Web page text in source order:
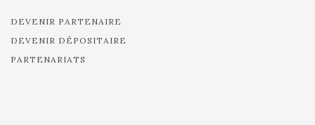
DEVENIR PARTENAIRE
DEVENIR DÉPOSITAIRE
PARTENARIATS